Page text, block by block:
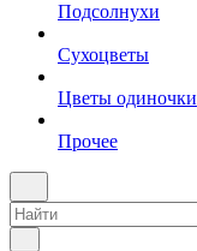
Подсолнухи
Сухоцветы
Цветы одиночки
Прочее